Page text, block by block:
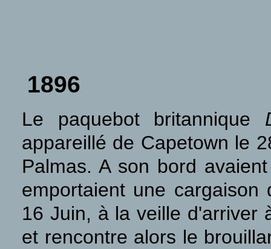
1896
Le paquebot britannique
appareillé de Capetown le
Palmas. A son bord
emportaient une
16 Juin, à la veille d'arriver
et rencontre alors le